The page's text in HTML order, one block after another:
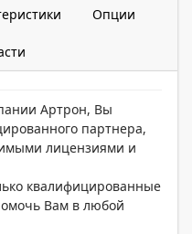
Опции
Артрон, Вы
партнера,
лицензиями и
квалифицированные
Вам в любой